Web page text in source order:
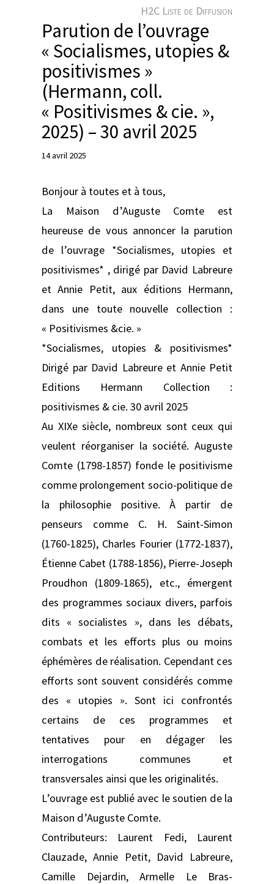
H2C Liste de Diffusion
Parution de l’ouvrage
« Socialismes, utopies &
positivismes »
(Hermann, coll.
« Positivismes & cie. »,
2025) – 30 avril 2025
14 avril 2025
Bonjour à toutes et à tous,
La Maison d’Auguste Comte est
heureuse de vous annoncer la parution
de l’ouvrage *Socialismes, utopies et
positivismes* , dirigé par David Labreure
et Annie Petit, aux éditions Hermann,
dans une toute nouvelle collection :
« Positivismes &cie. »
*Socialismes, utopies & positivismes*
Dirigé par David Labreure et Annie Petit
Editions Hermann Collection :
positivismes & cie. 30 avril 2025
Au XIXe siècle, nombreux sont ceux qui
veulent réorganiser la société. Auguste
Comte (1798-1857) fonde le positivisme
comme prolongement socio-politique de
la philosophie positive. À partir de
penseurs comme C. H. Saint-Simon
(1760-1825), Charles Fourier (1772-1837),
Étienne Cabet (1788-1856), Pierre-Joseph
Proudhon (1809-1865), etc., émergent
des programmes sociaux divers, parfois
dits « socialistes », dans les débats,
combats et les efforts plus ou moins
éphémères de réalisation. Cependant ces
efforts sont souvent considérés comme
des « utopies ». Sont ici confrontés
certains de ces programmes et
tentatives pour en dégager les
interrogations communes et
transversales ainsi que les originalités.
L’ouvrage est publié avec le soutien de la
Maison d’Auguste Comte.
Contributeurs: Laurent Fedi, Laurent
Clauzade, Annie Petit, David Labreure,
Camille Dejardin, Armelle Le Bras-